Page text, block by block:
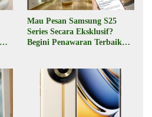
Mau Pesan Samsung S25
Series Secara Eksklusif?
Begini Penawaran Terbaik